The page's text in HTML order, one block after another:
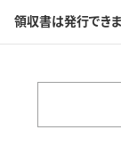
領収書は発行でき